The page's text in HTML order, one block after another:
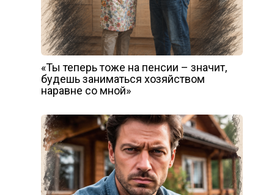
«Ты теперь тоже на пенсии – значит,
будешь заниматься хозяйством
наравне со мной»